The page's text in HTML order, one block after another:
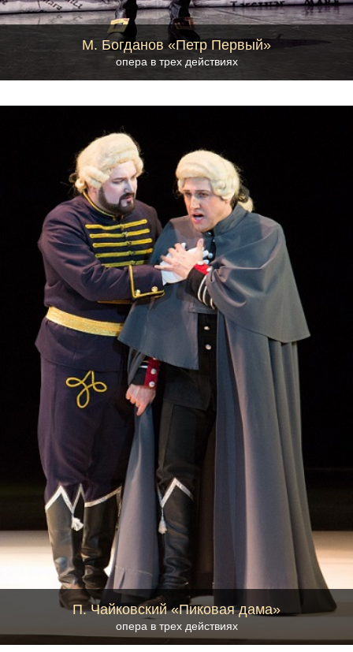
М. Богданов «Петр Первый»
опера в трех действиях
П. Чайковский «Пиковая дама»
опера в трех действиях